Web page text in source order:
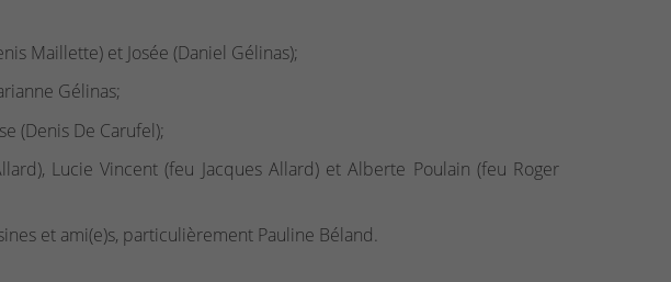
Maillette) et Josée (Daniel Gélinas);
Gélinas;
(Denis De Carufel);
Lucie Vincent (feu Jacques Allard) et Alberte Poulain (feu Roger
et ami(e)s, particulièrement Pauline Béland.